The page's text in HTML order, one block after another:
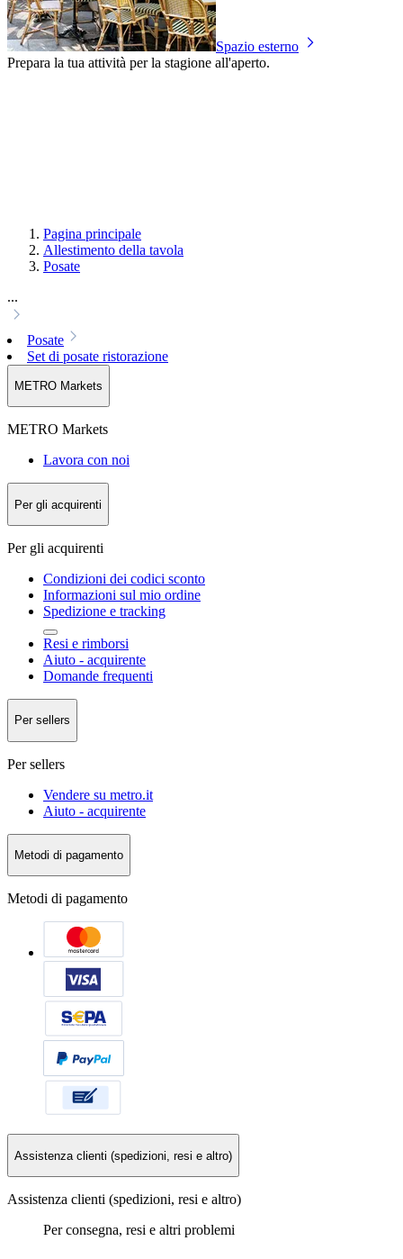
Spazio esterno
Prepara la tua attività per la stagione all'aperto.
Pagina principale
Allestimento della tavola
Posate
...
Posate
Set di posate ristorazione
METRO Markets
METRO Markets
Lavora con noi
Per gli acquirenti
Per gli acquirenti
Condizioni dei codici sconto
Informazioni sul mio ordine
Spedizione e tracking
Resi e rimborsi
Aiuto - acquirente
Domande frequenti
Per sellers
Per sellers
Vendere su metro.it
Aiuto - acquirente
Metodi di pagamento
Metodi di pagamento
Assistenza clienti (spedizioni, resi e altro)
Assistenza clienti (spedizioni, resi e altro)
Per consegna, resi e altri problemi